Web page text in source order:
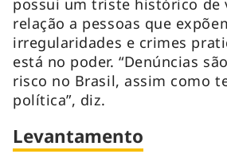
relação a pessoas que
irregularidades e crimes
está no poder. “Denúncias
risco no Brasil, assim como
política”, diz.
Levantamento